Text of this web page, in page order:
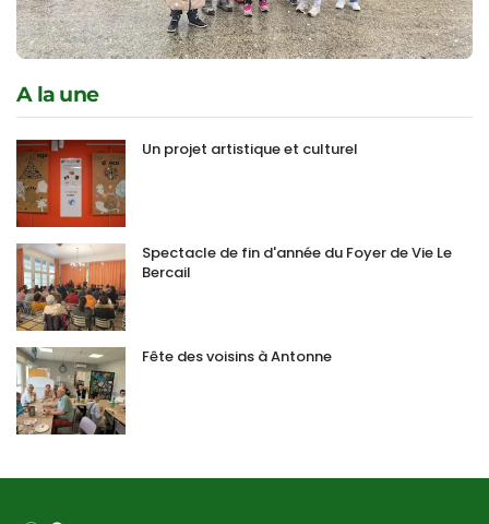
A la une
Un projet artistique et culturel
Spectacle de fin d'année du Foyer de Vie Le
Bercail
Fête des voisins à Antonne